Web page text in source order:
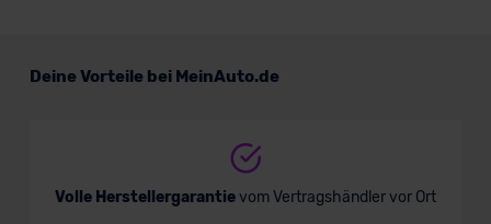
Deine Vorteile bei MeinAuto.de
Volle Herstellergarantievom Vertragshändler vor Ort